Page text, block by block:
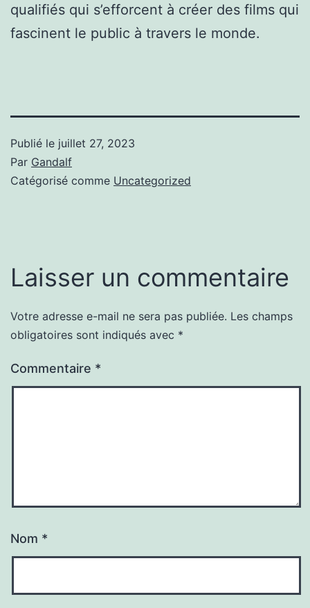
qualifiés qui s’efforcent à créer des films qui
fascinent le public à travers le monde.
Publié le juillet 27, 2023
Par Gandalf
Catégorisé comme Uncategorized
Laisser un commentaire
Votre adresse e-mail ne sera pas publiée. Les champs
obligatoires sont indiqués avec *
Commentaire *
Nom *